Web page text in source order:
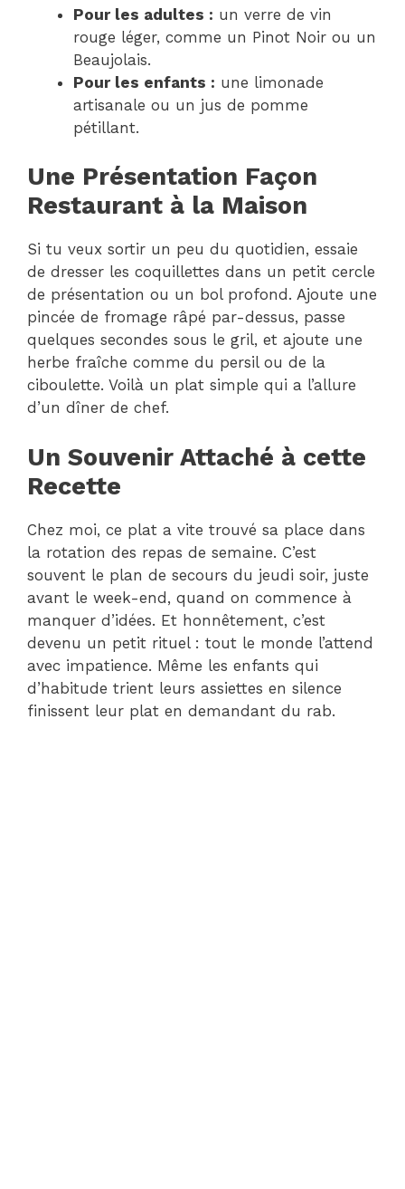
Pour les adultes : un verre de vin
rouge léger, comme un Pinot Noir ou un
Beaujolais.
Pour les enfants : une limonade
artisanale ou un jus de pomme
pétillant.
Une Présentation Façon
Restaurant à la Maison
Si tu veux sortir un peu du quotidien, essaie
de dresser les coquillettes dans un petit cercle
de présentation ou un bol profond. Ajoute une
pincée de fromage râpé par-dessus, passe
quelques secondes sous le gril, et ajoute une
herbe fraîche comme du persil ou de la
ciboulette. Voilà un plat simple qui a l’allure
d’un dîner de chef.
Un Souvenir Attaché à cette
Recette
Chez moi, ce plat a vite trouvé sa place dans
la rotation des repas de semaine. C’est
souvent le plan de secours du jeudi soir, juste
avant le week-end, quand on commence à
manquer d’idées. Et honnêtement, c’est
devenu un petit rituel : tout le monde l’attend
avec impatience. Même les enfants qui
d’habitude trient leurs assiettes en silence
finissent leur plat en demandant du rab.